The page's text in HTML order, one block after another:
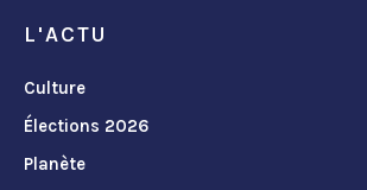
L'ACTU
Culture
Élections 2026
Planète